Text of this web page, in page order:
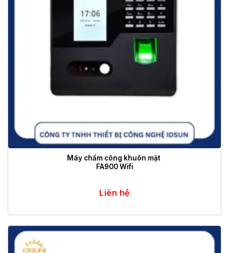
Máy chấm công khuôn mặt
FA900 Wifi
Liên hệ